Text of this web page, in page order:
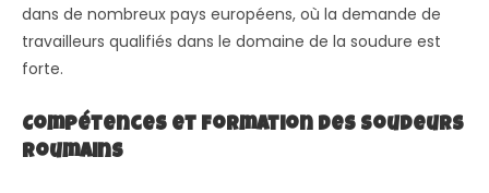
dans de nombreux pays européens, où la demande de
travailleurs qualifiés dans le domaine de la soudure est
forte.
Compétences et Formation des Soudeurs
Roumains